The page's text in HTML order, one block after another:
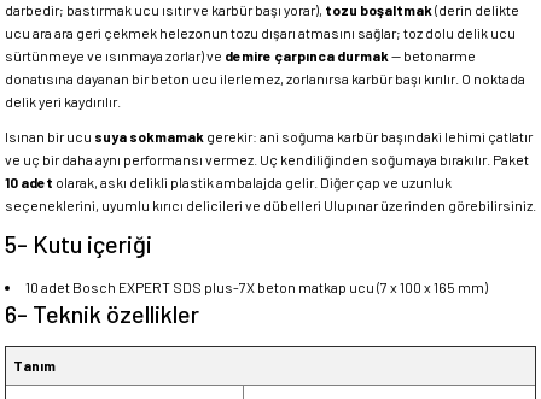
darbedir; bastırmak ucu ısıtır ve karbür başı yorar), tozu boşaltmak (derin delikte
ucu ara ara geri çekmek helezonun tozu dışarı atmasını sağlar; toz dolu delik ucu
sürtünmeye ve ısınmaya zorlar) ve demire çarpınca durmak — betonarme
donatısına dayanan bir beton ucu ilerlemez, zorlanırsa karbür başı kırılır. O noktada
delik yeri kaydırılır.
Isınan bir ucu suya sokmamak gerekir: ani soğuma karbür başındaki lehimi çatlatır
ve uç bir daha aynı performansı vermez. Uç kendiliğinden soğumaya bırakılır. Paket
10 adet olarak, askı delikli plastik ambalajda gelir. Diğer çap ve uzunluk
seçeneklerini, uyumlu kırıcı delicileri ve dübelleri Ulupınar üzerinden görebilirsiniz.
5- Kutu içeriği
10 adet Bosch EXPERT SDS plus-7X beton matkap ucu (7 x 100 x 165 mm)
6- Teknik özellikler
Tanım